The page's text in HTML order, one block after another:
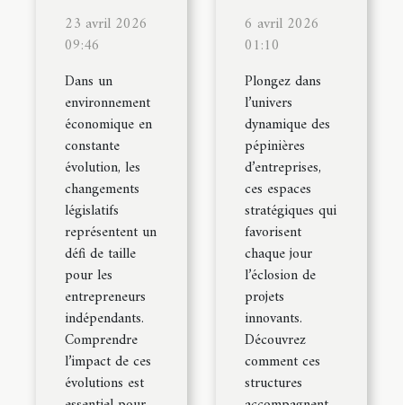
23 avril 2026
09:46
Dans un
environnement
économique en
constante
évolution, les
changements
législatifs
représentent un
défi de taille
pour les
entrepreneurs
indépendants.
Comprendre
l’impact de ces
évolutions est
6 avril 2026
01:10
Plongez dans
l’univers
dynamique des
pépinières
d’entreprises,
ces espaces
stratégiques qui
favorisent
chaque jour
l’éclosion de
projets
innovants.
Découvrez
comment ces
structures